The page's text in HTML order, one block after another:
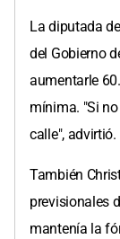
La diputada
del Gobierno
aumentarle
mínima. "Si
calle", advirtió.
También
previsionales
mantenía la